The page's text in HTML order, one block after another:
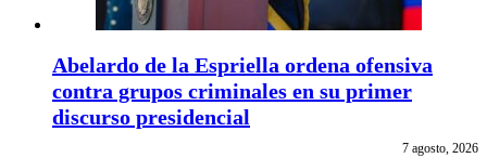
Abelardo de la Espriella ordena ofensiva
contra grupos criminales en su primer
discurso presidencial
7 agosto, 2026